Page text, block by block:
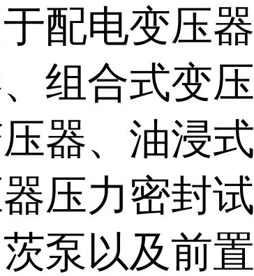
配电变压
组合式变
器、油浸
压力密封
泵以及前